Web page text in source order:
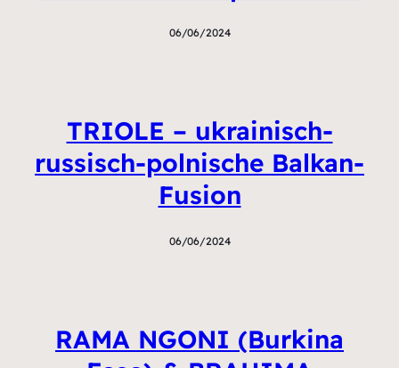
06/06/2024
TRIOLE – ukrainisch-
russisch-polnische Balkan-
Fusion
06/06/2024
RAMA NGONI (Burkina